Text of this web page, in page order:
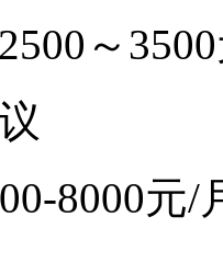
2500～
8000元/